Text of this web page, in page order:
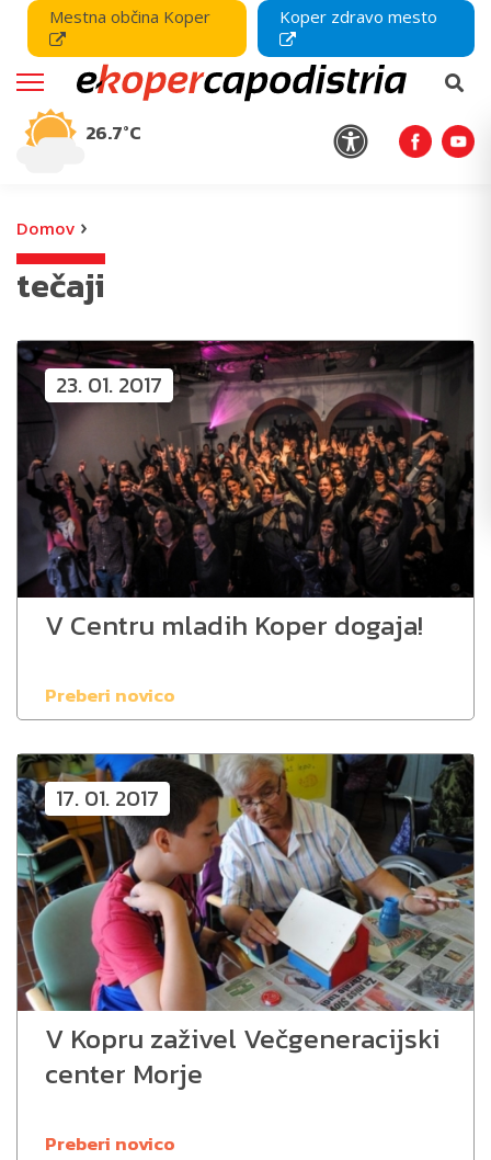
Mestna občina Koper Koper zdravo mesto
26.7°C
Domov ›
tečaji
23. 01. 2017
V Centru mladih Koper dogaja!
Preberi novico
17. 01. 2017
V Kopru zaživel Večgeneracijski
center Morje
Preberi novico